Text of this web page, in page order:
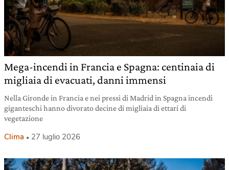
Mega-incendi in Francia e Spagna: centinaia di
migliaia di evacuati, danni immensi
Nella Gironde in Francia e nei pressi di Madrid in Spagna incendi
giganteschi hanno divorato decine di migliaia di ettari di
vegetazione
Clima 27 luglio 2026